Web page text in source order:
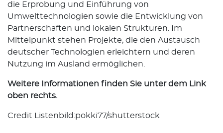
die Erprobung und Einführung von
Umwelttechnologien sowie die Entwicklung von
Partnerschaften und lokalen Strukturen. Im
Mittelpunkt stehen Projekte, die den Austausch
deutscher Technologien erleichtern und deren
Nutzung im Ausland ermöglichen.
Weitere Informationen finden Sie unter dem Link
oben rechts.
Credit Listenbild:pokki77/shutterstock